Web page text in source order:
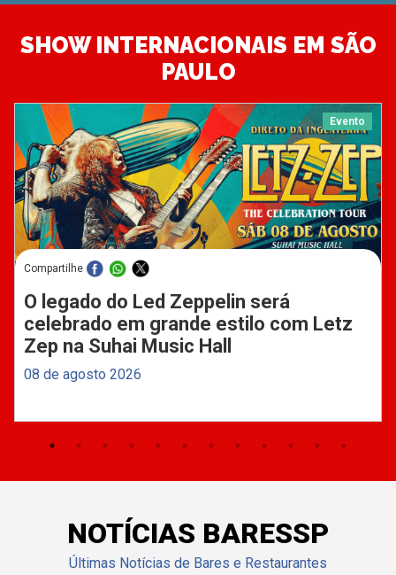
SHOW INTERNACIONAIS EM SÃO
PAULO
Evento
Compartilhe
O legado do Led Zeppelin será
celebrado em grande estilo com Letz
Zep na Suhai Music Hall
08 de agosto 2026
NOTÍCIAS BARESSP
Últimas Notícias de Bares e Restaurantes